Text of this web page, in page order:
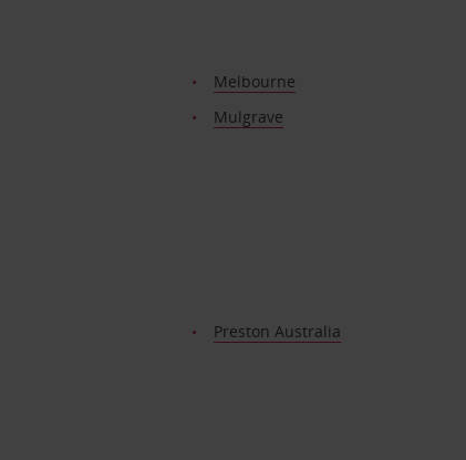
Melbourne
Mulgrave
Preston Australia